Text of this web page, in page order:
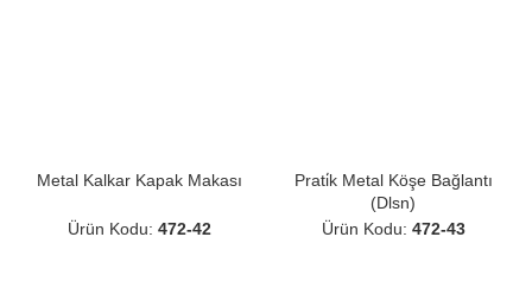
Metal Kalkar Kapak Makası
Ürün Kodu: 472-42
Prati̇k Metal Köşe Bağlantı
(Dlsn)
Ürün Kodu: 472-43